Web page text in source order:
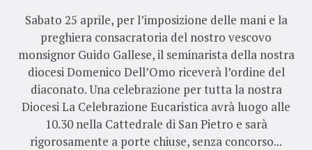
Sabato 25 aprile, per l’imposizione delle mani e la
preghiera consacratoria del nostro vescovo
monsignor Guido Gallese, il seminarista della nostra
diocesi Domenico Dell’Omo riceverà l’ordine del
diaconato. Una celebrazione per tutta la nostra
Diocesi La Celebrazione Eucaristica avrà luogo alle
10.30 nella Cattedrale di San Pietro e sarà
rigorosamente a porte chiuse, senza concorso...